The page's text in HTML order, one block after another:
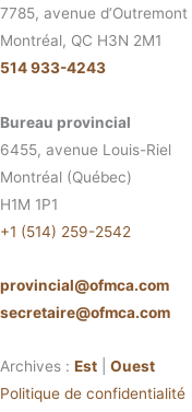
7785, avenue d’Outremont
Montréal, QC H3N 2M1
514 933-4243
Bureau provincial
6455, avenue Louis-Riel
Montréal (Québec)
H1M 1P1
+1 (514) 259-2542
provincial@ofmca.com
secretaire@ofmca.com
Archives : Est
Ouest
Politique de confidentialité